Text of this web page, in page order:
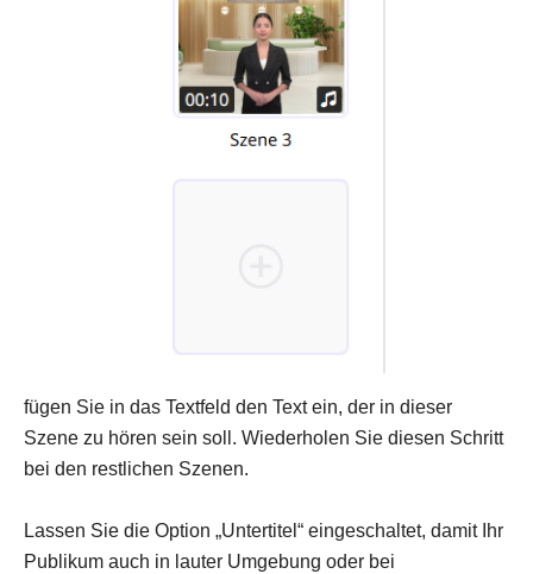
fügen Sie in das Textfeld den Text ein, der in dieser
Szene zu hören sein soll. Wiederholen Sie diesen Schritt
bei den restlichen Szenen.
Lassen Sie die Option „Untertitel“ eingeschaltet, damit Ihr
Publikum auch in lauter Umgebung oder bei